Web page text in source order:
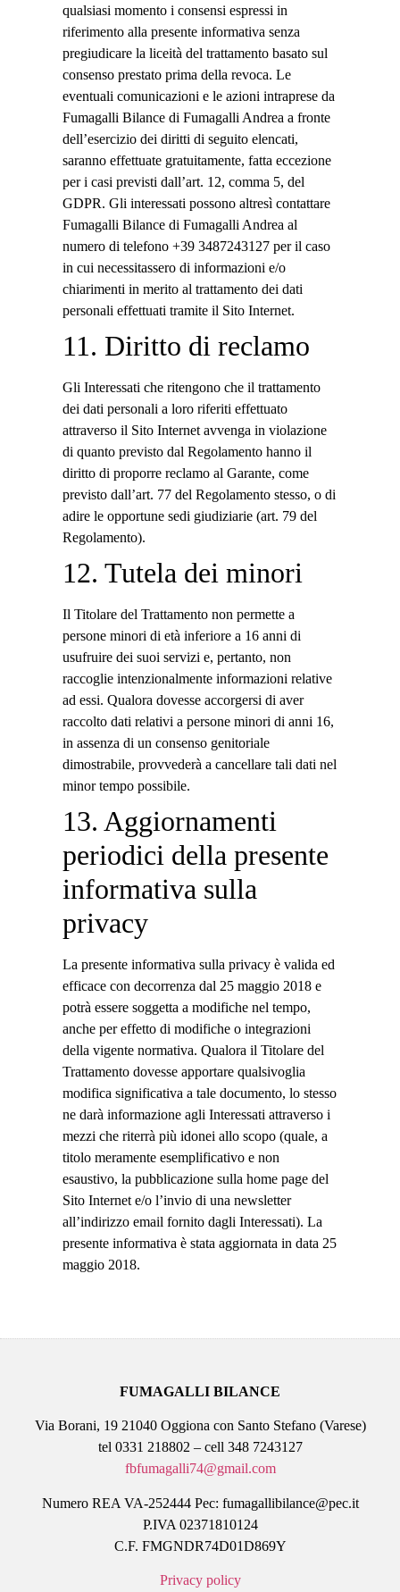
qualsiasi momento i consensi espressi in
riferimento alla presente informativa senza
pregiudicare la liceità del trattamento basato sul
consenso prestato prima della revoca. Le
eventuali comunicazioni e le azioni intraprese da
Fumagalli Bilance di Fumagalli Andrea a fronte
dell’esercizio dei diritti di seguito elencati,
saranno effettuate gratuitamente, fatta eccezione
per i casi previsti dall’art. 12, comma 5, del
GDPR. Gli interessati possono altresì contattare
Fumagalli Bilance di Fumagalli Andrea al
numero di telefono +39 3487243127 per il caso
in cui necessitassero di informazioni e/o
chiarimenti in merito al trattamento dei dati
personali effettuati tramite il Sito Internet.
11. Diritto di reclamo
Gli Interessati che ritengono che il trattamento
dei dati personali a loro riferiti effettuato
attraverso il Sito Internet avvenga in violazione
di quanto previsto dal Regolamento hanno il
diritto di proporre reclamo al Garante, come
previsto dall’art. 77 del Regolamento stesso, o di
adire le opportune sedi giudiziarie (art. 79 del
Regolamento).
12. Tutela dei minori
Il Titolare del Trattamento non permette a
persone minori di età inferiore a 16 anni di
usufruire dei suoi servizi e, pertanto, non
raccoglie intenzionalmente informazioni relative
ad essi. Qualora dovesse accorgersi di aver
raccolto dati relativi a persone minori di anni 16,
in assenza di un consenso genitoriale
dimostrabile, provvederà a cancellare tali dati nel
minor tempo possibile.
13. Aggiornamenti
periodici della presente
informativa sulla
privacy
La presente informativa sulla privacy è valida ed
efficace con decorrenza dal 25 maggio 2018 e
potrà essere soggetta a modifiche nel tempo,
anche per effetto di modifiche o integrazioni
della vigente normativa. Qualora il Titolare del
Trattamento dovesse apportare qualsivoglia
modifica significativa a tale documento, lo stesso
ne darà informazione agli Interessati attraverso i
mezzi che riterrà più idonei allo scopo (quale, a
titolo meramente esemplificativo e non
esaustivo, la pubblicazione sulla home page del
Sito Internet e/o l’invio di una newsletter
all’indirizzo email fornito dagli Interessati). La
presente informativa è stata aggiornata in data 25
maggio 2018.
FUMAGALLI BILANCE
Via Borani, 19 21040 Oggiona con Santo Stefano (Varese)
tel 0331 218802 – cell 348 7243127
fbfumagalli74@gmail.com
Numero REA VA-252444 Pec: fumagallibilance@pec.it
P.IVA 02371810124
C.F. FMGNDR74D01D869Y
Privacy policy